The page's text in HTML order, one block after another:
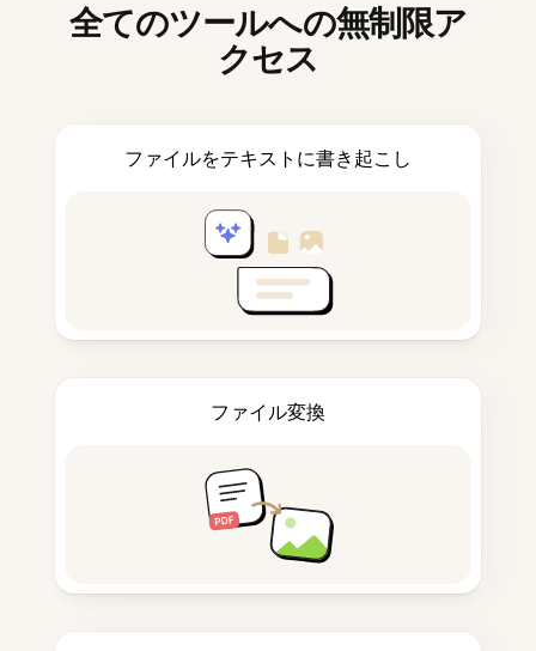
全てのツールへの無制限ア
クセス
ファイルをテキストに書き起こし
ファイル変換